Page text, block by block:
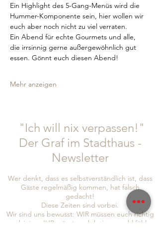
Ein Highlight des 5-Gang-Menüs wird die
Hummer-Komponente sein, hier wollen wir
euch aber noch nicht zu viel verraten.
Ein Abend für echte Gourmets und alle,
die irrsinnig gerne außergewöhnlich gut
essen. Gönnt euch diesen Abend!
Mehr anzeigen
"Ich will nix verpassen!"
Der Graf im Stadthaus -
Newsletter
Wer denkt, dass es selbstverständlich ist, dass
Gäste regelmäßig kommen, hat falsch
gedacht!
Diese Zeiten sind vorbei.
Wir sind uns bewusst: WIR müssen euch richtig
was bieten. IHR müsst euch bei uns wohl fühlen